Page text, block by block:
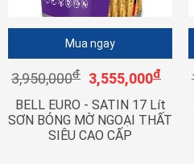
Mua ngay
3,950,000đ 3,555,000đ
BELL EURO - SATIN 17 Lít
SƠN BÓNG MỜ NGOẠI THẤT
SIÊU CAO CẤP